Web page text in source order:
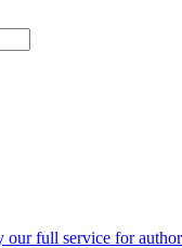
our full service for